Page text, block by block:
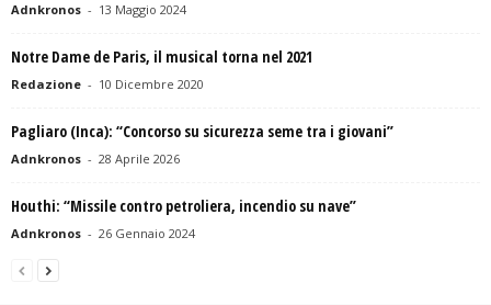
Adnkronos - 13 Maggio 2024
Notre Dame de Paris, il musical torna nel 2021
Redazione - 10 Dicembre 2020
Pagliaro (Inca): “Concorso su sicurezza seme tra i giovani”
Adnkronos - 28 Aprile 2026
Houthi: “Missile contro petroliera, incendio su nave”
Adnkronos - 26 Gennaio 2024